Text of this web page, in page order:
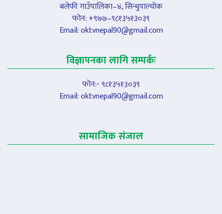
बलेफी गाउँपालिका–४, सिन्धुपाल्चोक
फोन: +९७७–९८१३५१३०३९
Email:oktvnepal90@gmail.com
विज्ञापनका लागि सम्पर्कः
फोन:- ९८१३५१३०३९
Email:oktvnepal90@gmail.com
सामाजिक संजाल